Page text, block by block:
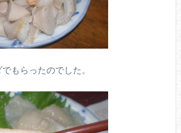
もらったのでした。